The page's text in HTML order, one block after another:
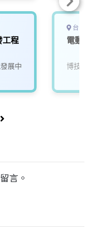
工程
展中
台中
電動
博技科
言。